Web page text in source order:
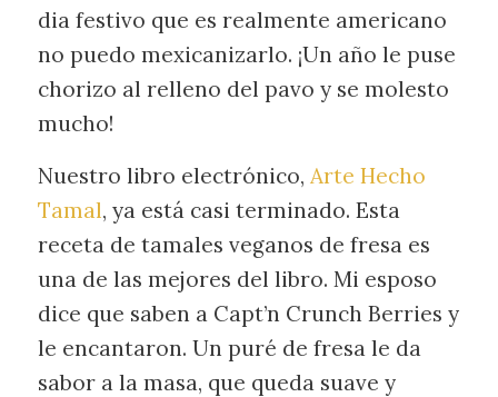
dia festivo que es realmente americano
no puedo mexicanizarlo. ¡Un año le puse
chorizo al relleno del pavo y se molesto
mucho!
Nuestro libro electrónico, Arte Hecho
Tamal, ya está casi terminado. Esta
receta de tamales veganos de fresa es
una de las mejores del libro. Mi esposo
dice que saben a Capt’n Crunch Berries y
le encantaron. Un puré de fresa le da
sabor a la masa, que queda suave y